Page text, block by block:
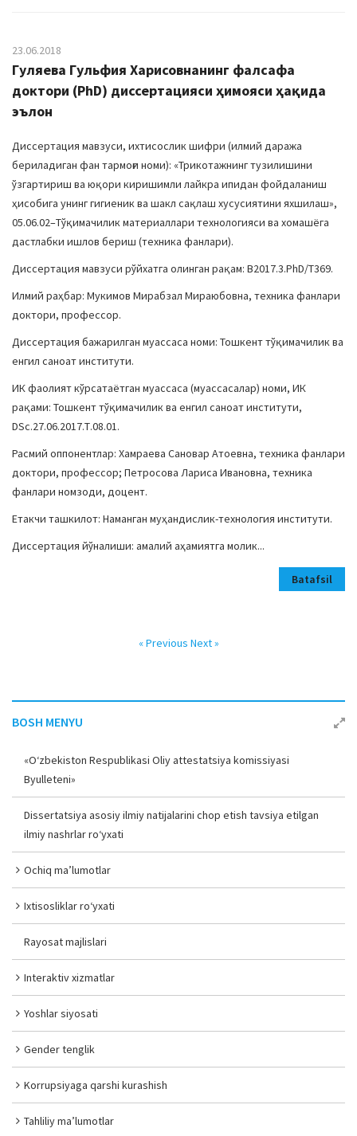
23.06.2018
Гуляева Гульфия Харисовнанинг фалсафа
доктори (PhD) диссертацияси ҳимояси ҳақида
эълон
Диссертация мавзуси, ихтисослик шифри (илмий даража
бериладиган фан тармоғи номи): «Трикотажнинг тузилишини
ўзгартириш ва юқори киришимли лайкра ипидан фойдаланиш
ҳисобига унинг гигиеник ва шакл сақлаш хусусиятини яхшилаш»,
05.06.02–Тўқимачилик материаллари технологияси ва хомашёга
дастлабки ишлов бериш (техника фанлари).
Диссертация мавзуси рўйхатга олинган рақам: В2017.3.PhD/T369.
Илмий раҳбар: Мукимов Мирабзал Мираюбовна, техника фанлари
доктори, профессор.
Диссертация бажарилган муассаса номи: Тошкент тўқимачилик ва
енгил саноат институти.
ИК фаолият кўрсатаётган муассаса (муассасалар) номи, ИК
рақами: Тошкент тўқимачилик ва енгил саноат институти,
DSc.27.06.2017.Т.08.01.
Расмий оппонентлар: Хамраева Сановар Атоевна, техника фанлари
доктори, профессор; Петросова Лариса Ивановна, техника
фанлари номзоди, доцент.
Етакчи ташкилот: Наманган муҳандислик-технология институти.
Диссертация йўналиши: амалий аҳамиятга молик...
Batafsil
« Previous Next »
BOSH MENYU
«O‘zbekiston Respublikasi Oliy attestatsiya komissiyasi
Byulleteni»
Dissertatsiya asosiy ilmiy natijalarini chop etish tavsiya etilgan
ilmiy nashrlar ro‘yxati
Ochiq ma’lumotlar
Ixtisosliklar ro‘yxati
Rayosat majlislari
Interaktiv xizmatlar
Yoshlar siyosati
Gender tenglik
Korrupsiyaga qarshi kurashish
Tahliliy ma’lumotlar